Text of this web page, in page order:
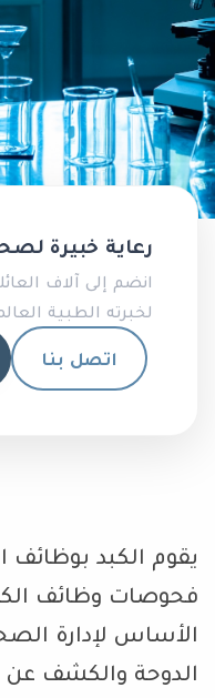
رعاية خبيرة
انضم إلى آلاف
لخبرته الطبية
اتصل بنا
يقوم الكبد بوظائف
الأساس لإدارة
الدوحة والكشف عن